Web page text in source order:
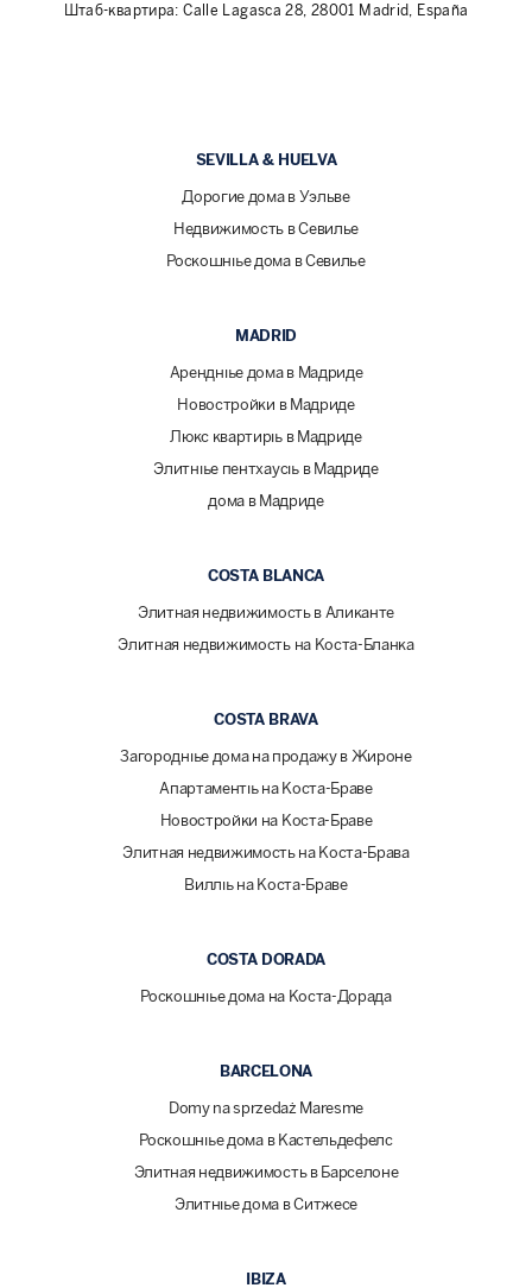
Штаб-квартира: Calle Lagasca 28, 28001 Madrid, España
SEVILLA & HUELVA
Дорогие дома в Уэльве
Недвижимость в Севилье
Роскошные дома в Севилье
MADRID
Арендные дома в Мадриде
Новостройки в Мадриде
Люкс квартиры в Мадриде
Элитные пентхаусы в Мадриде
дома в Мадриде
COSTA BLANCA
Элитная недвижимость в Аликанте
Элитная недвижимость на Коста-Бланка
COSTA BRAVA
Загородные дома на продажу в Жироне
Апартаменты на Коста-Браве
Новостройки на Коста-Браве
Элитная недвижимость на Коста-Брава
Виллы на Коста-Браве
COSTA DORADA
Роскошные дома на Коста-Дорада
BARCELONA
Domy na sprzedaż Maresme
Роскошные дома в Кастельдефелс
Элитная недвижимость в Барселоне
Элитные дома в Ситжесе
IBIZA